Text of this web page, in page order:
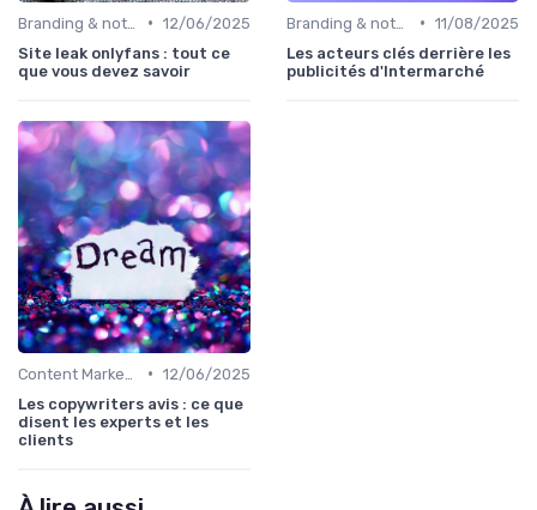
• 12/06/2025
Site leak onlyfans : tout ce
que vous devez savoir
• 11/08/2025
Les acteurs clés derrière les
publicités d'Intermarché
• 12/06/2025
Les copywriters avis : ce que
disent les experts et les
clients